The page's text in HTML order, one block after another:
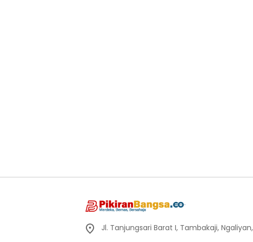
Jl. Tanjungsari Barat I, Tambakaji,